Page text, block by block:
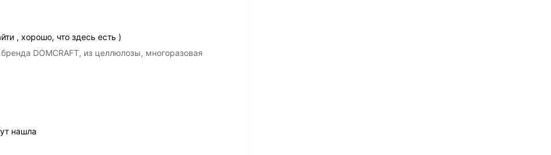
, хорошо, что здесь есть )
DOMCRAFT, из целлюлозы, многоразовая
нашла